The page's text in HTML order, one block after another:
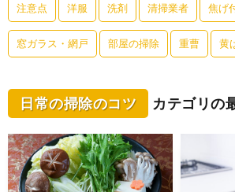
注意点 洋服 洗剤 清掃業者 焦げ
窓ガラス・網戸 部屋の掃除 重曹 黄
日常の掃除のコツ カテゴリの